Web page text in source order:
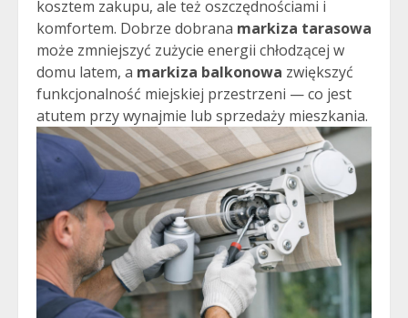
kosztem zakupu, ale też oszczędnościami i
komfortem. Dobrze dobrana markiza tarasowa
może zmniejszyć zużycie energii chłodzącej w
domu latem, a markiza balkonowa zwiększyć
funkcjonalność miejskiej przestrzeni — co jest
atutem przy wynajmie lub sprzedaży mieszkania.